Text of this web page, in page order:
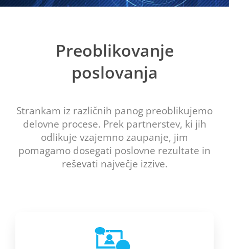
Preoblikovanje
poslovanja
Strankam iz različnih panog preoblikujemo
delovne procese. Prek partnerstev, ki jih
odlikuje vzajemno zaupanje, jim
pomagamo dosegati poslovne rezultate in
reševati največje izzive.